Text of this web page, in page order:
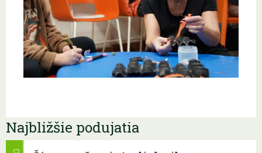
Najbližšie podujatia